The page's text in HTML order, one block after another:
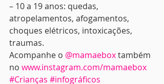
– 10 a 19 anos: quedas,
atropelamentos, afogamentos,
choques elétricos, intoxicações,
traumas.
Acompanhe o @mamaebox também
no www.instagram.com/mamaebox
#Crianças #infográficos